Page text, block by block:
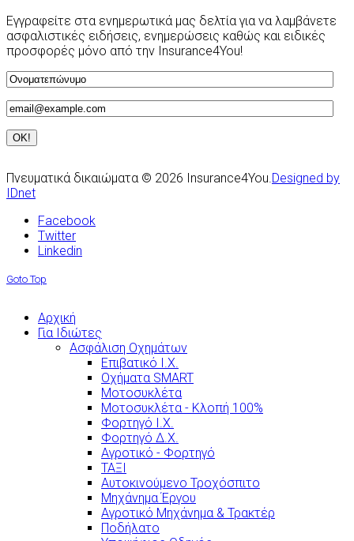
Εγγραφείτε στα ενημερωτικά μας δελτία για να λαμβάνετε
ασφαλιστικές ειδήσεις, ενημερώσεις καθώς και ειδικές
προσφορές μόνο από την Insurance4You!
Πνευματικά δικαιώματα © 2026 Insurance4You.Designed by
IDnet
Facebook
Twitter
Linkedin
Goto Top
Αρχική
Για Ιδιώτες
Ασφάλιση Οχημάτων
Επιβατικό Ι.Χ.
Οχήματα SMART
Μοτοσυκλέτα
Μοτοσυκλέτα - Κλοπή 100%
Φορτηγό Ι.Χ.
Φορτηγό Δ.Χ.
Αγροτικό - Φορτηγό
ΤΑΞΙ
Αυτοκινούμενο Τροχόσπιτο
Μηχάνημα Έργου
Αγροτικό Μηχάνημα & Τρακτέρ
Ποδήλατο